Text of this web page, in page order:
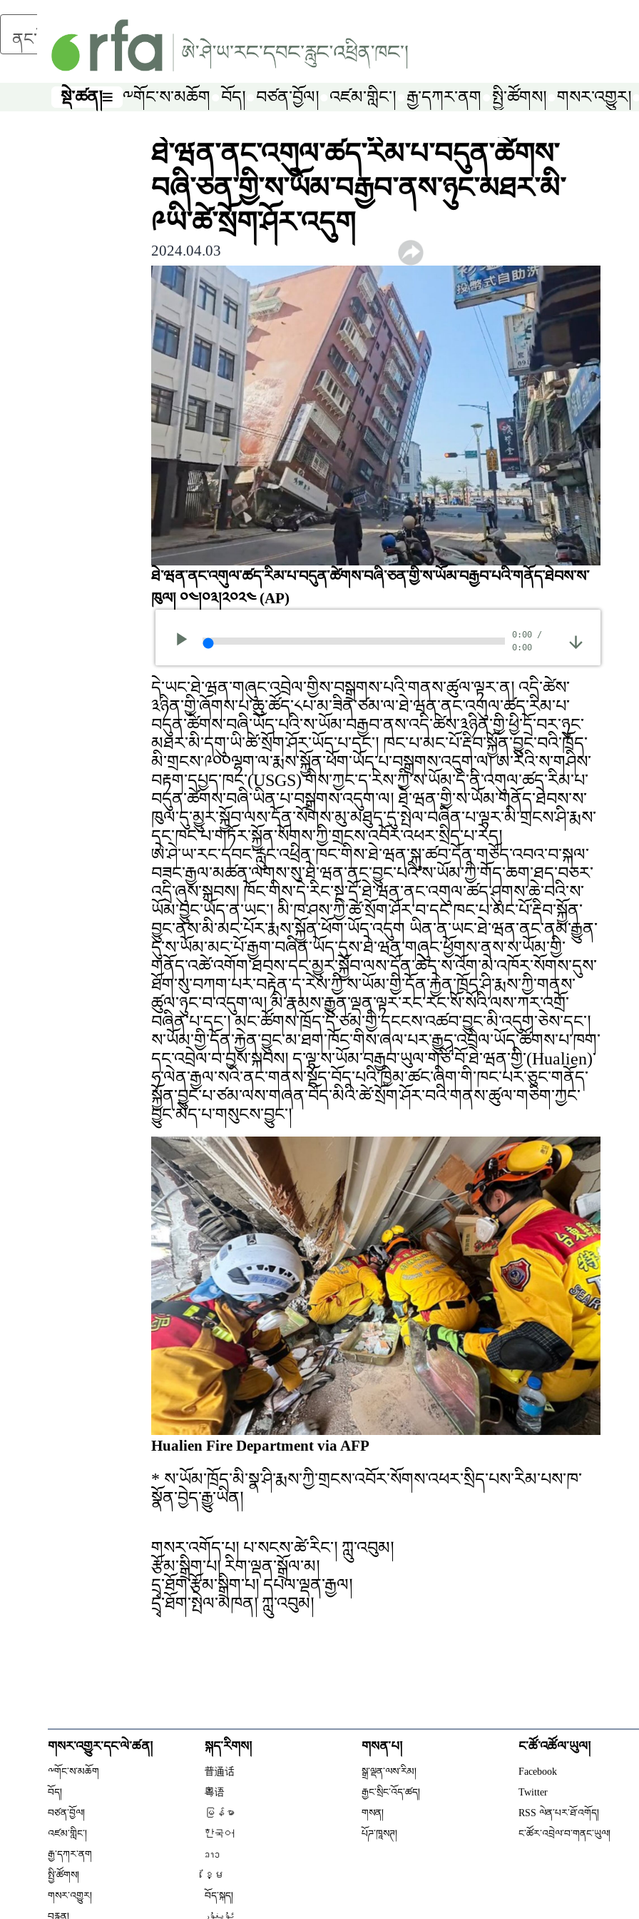
ནང་དོན་གཙོ་བོར་མཆོང་།
སྡེ་ཚན།
སྡེ་ཚན། ༸གོང་ས་མཆོག བོད། བཙན་བྱོལ། འཛམ་གླིང༌། རྒྱ་དཀར་ནག སྤྱི་ཚོགས། གསར་འགྱུར།
ཐེ་ཝན་ནང་འགུལ་ཚད་རིམ་པ་བདུན་ཚེགས་
བཞི་ཅན་གྱི་ས་ཡོམ་བརྒྱབ་ནས་ཉུང་མཐར་མི་
༩ཡི་ཚེ་སྲོག་ཤོར་འདུག
2024.04.03
ཐེ་ཝན་ནང་འགུལ་ཚད་རིམ་པ་བདུན་ཚེགས་བཞི་ཅན་གྱི་ས་ཡོམ་བརྒྱབ་པའི་གནོད་ཐེབས་ས་
ཁུལ། ༠༤།༠༣།༢༠༢༤ (AP)
0:00 /
0:00
དེ་ཡང་ཐེ་ཝན་གཞུང་འབྲེལ་གྱིས་བསྒྲགས་པའི་གནས་ཚུལ་ལྟར་ན། འདི་ཚེས་
༣ཉིན་གྱི་ཞོགས་པ་ཆུ་ཚོད་༨པ་མ་ཟིན་ཙམ་ལ་ཐེ་ཝན་ནང་འགུལ་ཚད་རིམ་པ་
བདུན་ཚེགས་བཞི་ཡོད་པའི་ས་ཡོམ་བརྒྱབ་ནས་འདི་ཚེས་༣ཉིན་གྱི་ཕྱི་དྲོ་བར་ཉུང་
མཐར་མི་དགུ་ཡི་ཚེ་སྲོག་ཤོར་ཡོད་པ་དང་། ཁང་པ་མང་པོ་རྡིབ་སྐྱོན་བྱུང་བའི་ཁྲོད་
མི་གྲངས་༩༠༠ལྷག་ལ་རྨས་སྐྱོན་ཕོག་ཡོད་པ་བསྒྲགས་འདུག་ལ། ཨ་རིའི་ས་གཤིས་
བརྟག་དཔྱད་ཁང་(USGS)་གིས་ཀྱང་ད་རེས་ཀྱི་ས་ཡོམ་དེ་ནི་འགུལ་ཚད་རིམ་པ་
བདུན་ཚེགས་བཞི་ཡིན་པ་བསྒྲགས་འདུག་ལ། ཐེ་ཝན་གྱི་ས་ཡོམ་གནོད་ཐེབས་ས་
ཁུལ་དུ་མྱུར་སྐྱོབ་ལས་དོན་སོགས་མུ་མཐུད་དུ་སྤེལ་བཞིན་པ་ལྟར་མི་གྲངས་ཤི་རྨས་
དང་ཁང་པ་གཏོར་སྐྱོན་སོགས་ཀྱི་གྲངས་འབོར་འཕར་སྲིད་པ་རེད།
ཨེ་ཤེ་ཡ་རང་དབང་རླུང་འཕྲིན་ཁང་གིས་ཐེ་ཝན་སྐུ་ཚབ་དོན་གཅོད་འབའ་བ་སྐལ་
བཟང་རྒྱལ་མཚན་ལགས་སུ་ཐེ་ཝན་ནང་བྱུང་པའི་ས་ཡོམ་ཀྱི་གོད་ཆག་ཐད་བཅར་
འདྲི་ཞུས་སྐབས། ཁོང་གིས་དེ་རིང་སྔ་དྲོ་ཐེ་ཝན་ནང་འགུལ་ཚད་ཤུགས་ཆེ་བའི་ས་
ཡོམ་བྱུང་ཡོད་ན་ཡང་། མི་ཁ་ཤས་ཀྱི་ཚེ་སྲོག་ཤོར་བ་དང་ཁང་པ་མང་པོ་རྡིབ་སྐྱོན་
བྱུང་ནས་མི་མང་པོར་རྨས་སྐྱོན་ཕོག་ཡོད་འདུག ཡིན་ན་ཡང་ཐེ་ཝན་ནང་ནམ་རྒྱུན་
དུ་ས་ཡོམ་མང་པོ་རྒྱག་བཞིན་ཡོད་དུས་ཐེ་ཝན་གཞུང་ཕྱོགས་ནས་ས་ཡོམ་གྱི་
གནོད་འཚེ་འགོག་ཐབས་དང་མྱུར་སྐྱོབ་ལས་དོན་ཆེད་ས་འོག་མེ་འཁོར་སོགས་དུས་
ཐོག་སུ་བཀག་པར་བརྟེན་ད་རེས་ཀྱི་ས་ཡོམ་གྱི་དོན་རྐྱེན་ཁྲོད་ཤི་རྨས་ཀྱི་གནས་
ཚུལ་ཉུང་བ་འདུག་ལ། མི་རྣམས་རྒྱུན་ལྡན་ལྟར་རང་རང་སོ་སོའི་ལས་ཀར་འགྲོ་
བཞིན་པ་དང་། མང་ཚོགས་ཁྲོད་དེ་ཙམ་གྱི་དངངས་འཚབ་བྱུང་མི་འདུག་ཅེས་དང་།
ས་ཡོམ་གྱི་དོན་རྐྱེན་བྱུང་མ་ཐག་ཁོང་གིས་ཞལ་པར་རྒྱུད་འབྲེལ་ཡོད་ཚོགས་པ་ཁག་
དང་འབྲེལ་བ་བྱས་སྐབས། ད་ལྟ་ས་ཡོམ་བརྒྱབ་ཡུལ་གཙོ་བོ་ཐེ་ཝན་གྱི་(Hualien)་
ཧ་ལེན་རྒྱལ་སའི་ནང་གནས་སྡོད་བོད་པའི་ཁྱིམ་ཚང་ཞིག་གི་ཁང་པར་ཅུང་གནོད་
སྐྱོན་བྱུང་པ་ཙམ་ལས་གཞན་བོད་མིའི་ཚེ་སྲོག་ཤོར་བའི་གནས་ཚུལ་གཅིག་ཀྱང་
བྱུང་མེད་པ་གསུངས་བྱུང་།
Hualien Fire Department via AFP
* ས་ཡོམ་ཁྲོད་མི་སྣ་ཤི་རྨས་ཀྱི་གྲངས་འབོར་སོགས་འཕར་སྲིད་པས་རིམ་པས་ཁ་
སྣོན་བྱེད་རྒྱུ་ཡིན།
གསར་འགོད་པ། པ་སངས་ཚེ་རིང་། ཀླུ་འབུམ།
རྩོམ་སྒྲིག་པ། རིག་ལྡན་སྒྲོལ་མ།
དྲྭ་ཐོག་རྩོམ་སྒྲིག་པ། དཔལ་ལྡན་རྒྱལ།
དྲྭ་ཐོག་སྤེལ་མཁན། ཀླུ་འབུམ།
གསར་འགྱུར་དང་ལེ་ཚན།
༸གོང་ས་མཆོག
བོད།
བཙན་བྱོལ།
འཛམ་གླིང༌།
རྒྱ་དཀར་ནག
སྤྱི་ཚོགས།
གསར་འགྱུར།
བརྙན།
སྐད་རིགས།
普通话
粤语
မြန်မာ
한국어
ລາວ
ខ្មែ
བོད་སྐད།
ئۇيغۇر
གསན་པ།
སྒྲ་ལྡན་ལས་རིམ།
རྒྱང་སྲིང་འོད་ཚད།
གསན།
པོཌ་ཁཱསཊ།
ང་ཚོ་འཚོལ་ཡུལ།
Facebook
Twitter
RSS ལེན་པར་ཐོ་འགོད།
ང་ཚོར་འབྲེལ་བ་གནང་ཡུལ།